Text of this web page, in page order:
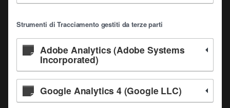
Strumenti di Tracciamento gestiti da terze parti
Adobe Analytics (Adobe Systems
Incorporated)
Google Analytics 4 (Google LLC)